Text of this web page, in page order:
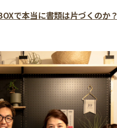
で本当に書類は片づくのか